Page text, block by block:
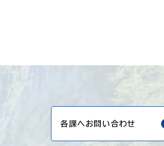
各課へお問い合わせ